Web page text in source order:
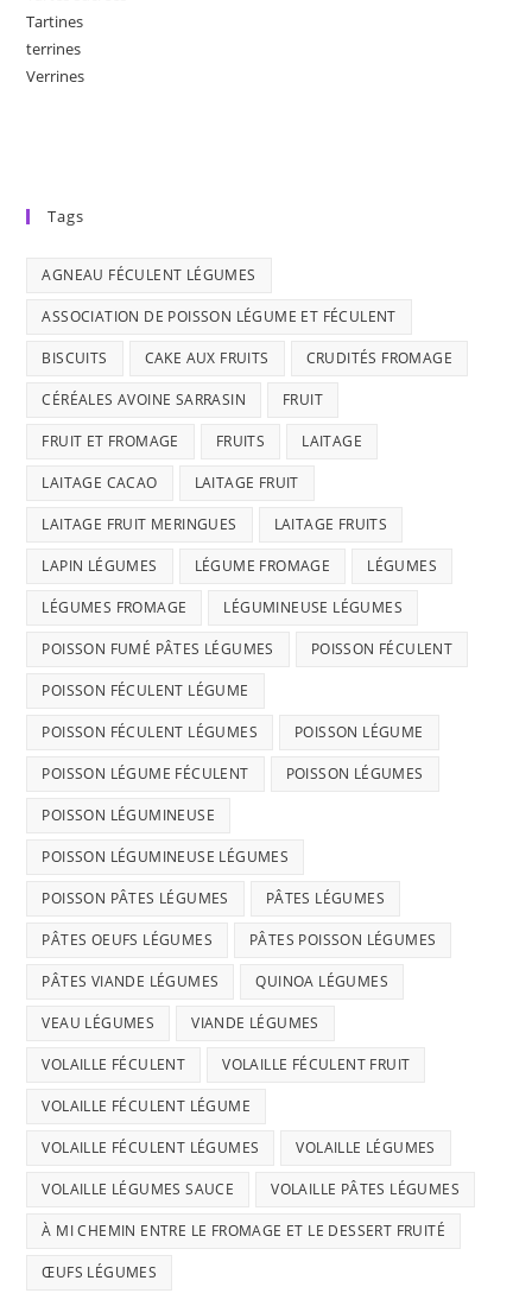
Tartines
terrines
Verrines
Tags
AGNEAU FÉCULENT LÉGUMES
ASSOCIATION DE POISSON LÉGUME ET FÉCULENT
BISCUITS CAKE AUX FRUITS CRUDITÉS FROMAGE
CÉRÉALES AVOINE SARRASIN FRUIT
FRUIT ET FROMAGE FRUITS LAITAGE
LAITAGE CACAO LAITAGE FRUIT
LAITAGE FRUIT MERINGUES LAITAGE FRUITS
LAPIN LÉGUMES LÉGUME FROMAGE LÉGUMES
LÉGUMES FROMAGE LÉGUMINEUSE LÉGUMES
POISSON FUMÉ PÂTES LÉGUMES POISSON FÉCULENT
POISSON FÉCULENT LÉGUME
POISSON FÉCULENT LÉGUMES POISSON LÉGUME
POISSON LÉGUME FÉCULENT POISSON LÉGUMES
POISSON LÉGUMINEUSE
POISSON LÉGUMINEUSE LÉGUMES
POISSON PÂTES LÉGUMES PÂTES LÉGUMES
PÂTES OEUFS LÉGUMES PÂTES POISSON LÉGUMES
PÂTES VIANDE LÉGUMES QUINOA LÉGUMES
VEAU LÉGUMES VIANDE LÉGUMES
VOLAILLE FÉCULENT VOLAILLE FÉCULENT FRUIT
VOLAILLE FÉCULENT LÉGUME
VOLAILLE FÉCULENT LÉGUMES VOLAILLE LÉGUMES
VOLAILLE LÉGUMES SAUCE VOLAILLE PÂTES LÉGUMES
À MI CHEMIN ENTRE LE FROMAGE ET LE DESSERT FRUITÉ
ŒUFS LÉGUMES